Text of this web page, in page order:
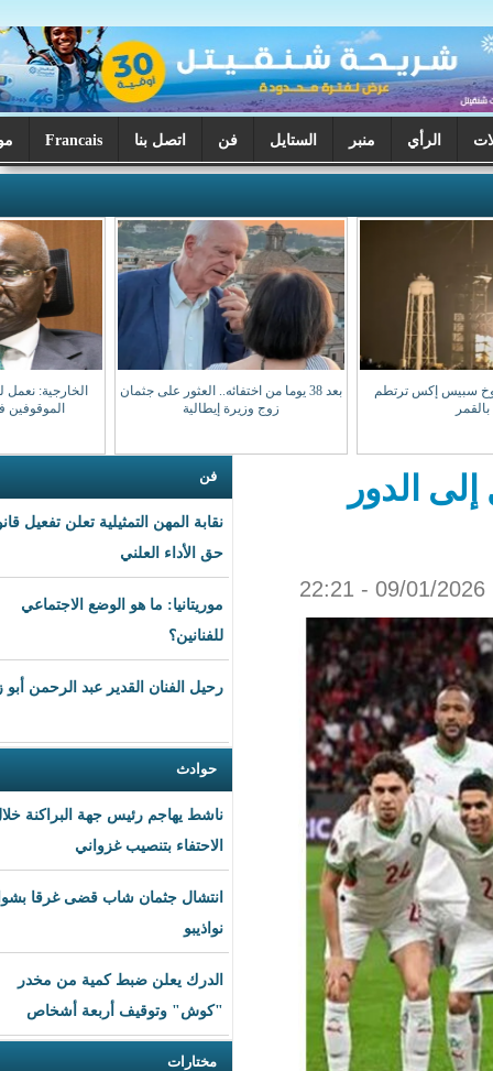
الستايل فن اتصل بنا Francais موريتانيا اليوم
بعد 38 يوما من اختفائه.. العثور على جثمان
الخارجية: نعمل لضمان عودة مواطنينا
الموقوفين في مالي سالمين
نقابة المهن التمثيلية تعلن تفعيل قانون
موريتانيا: ما هو الوضع الاجتماعي
للفنانين؟
رحيل الفنان القدير عبد الرحمن أبو زهرة
حوادث
ناشط يهاجم رئيس جهة البراكنة خلال
الاحتفاء بتنصيب غزواني
انتشال جثمان شاب قضى غرقا بشواطئ
نواذيبو
الدرك يعلن ضبط كمية من مخدر
"كوش" وتوقيف أربعة أشخاص
مختارات